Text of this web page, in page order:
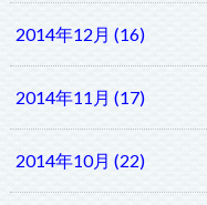
2014年12月 (16)
2014年11月 (17)
2014年10月 (22)